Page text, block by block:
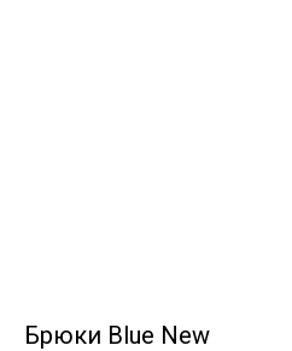
Брюки Blue New